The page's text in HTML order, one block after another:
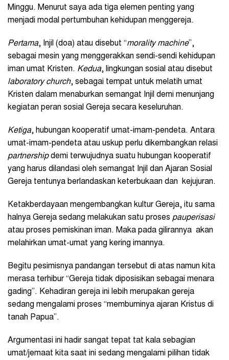
Minggu. Menurut saya ada tiga elemen penting yang
menjadi modal pertumbuhan kehidupan menggereja.
Pertama, Injil (doa) atau disebut “morality machine”,
sebagai mesin yang menggerakkan sendi-sendi kehidupan
iman umat Kristen. Kedua, lingkungan sosial atau disebut
laboratory church, sebagai tempat untuk melatih umat
Kristen dalam menaburkan semangat Injil demi menunjang
kegiatan peran sosial Gereja secara keseluruhan.
Ketiga, hubungan kooperatif umat-imam-pendeta. Antara
umat-imam-pendeta atau uskup perlu dikembangkan relasi
partnershipdemi terwujudnya suatu hubungan kooperatif
yang harus dilandasi oleh semangat Injil dan Ajaran Sosial
Gereja tentunya berlandaskan keterbukaan dan kejujuran.
Ketakberdayaan mengembangkan kultur Gereja, itu sama
halnya Gereja sedang melakukan satu proses pauperisasi
atau proses pemiskinan iman. Maka pada gilirannya akan
melahirkan umat-umat yang kering imannya.
Begitu pesimisnya pandangan tersebut di atas namun kita
merasa terhibur “Gereja tidak diposisikan sebagai menara
gading”. Kehadiran gereja ini lebih merupakan gereja
sedang mengalami proses “membuminya ajaran Kristus di
tanah Papua”.
Argumentasi ini hadir sangat tepat tat kala sebagian
umat/jemaat kita saat ini sedang mengalami pilihan tidak